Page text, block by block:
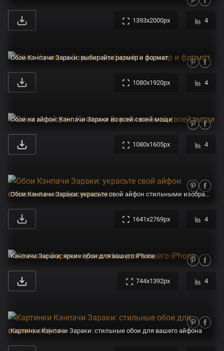
1393x2000px 4
Обои Кэнпачи Зараки: выбирайте размер и формат
1080x1920px 4
Обои на айфон: Кэнпачи Зараки во всей своей мощи
1080x1605px 4
Обои Кэнпачи Зараки: украсьте свой айфон стильными изображениями
1641x2769px 4
Кэнпачи Зараки: яркие обои для вашего iPhone
744x1392px 4
Картинки Кэнпачи Зараки: стильные обои для вашего айфона